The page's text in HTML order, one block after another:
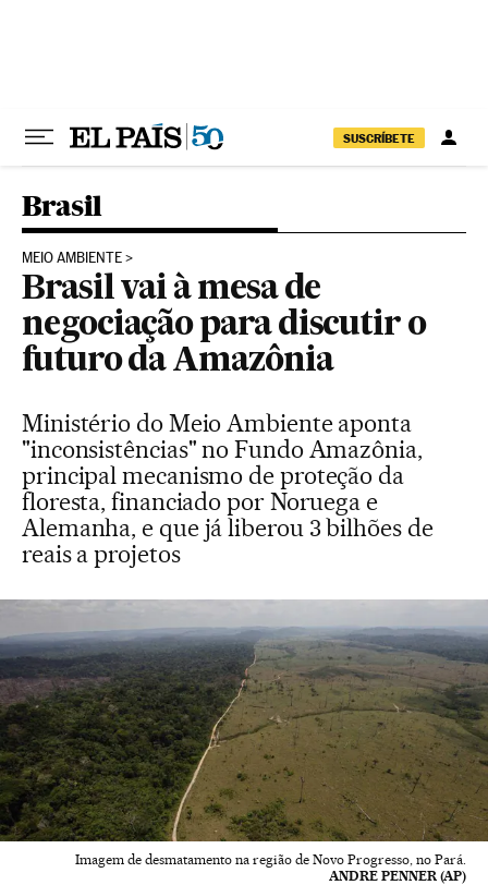
SUSCRÍBETE
Brasil
MEIO AMBIENTE
Brasil vai à mesa de
negociação para discutir o
futuro da Amazônia
Ministério do Meio Ambiente aponta
"inconsistências" no Fundo Amazônia,
principal mecanismo de proteção da
floresta, financiado por Noruega e
Alemanha, e que já liberou 3 bilhões de
reais a projetos
Imagem de desmatamento na região de Novo Progresso, no Pará.
ANDRE PENNER (AP)